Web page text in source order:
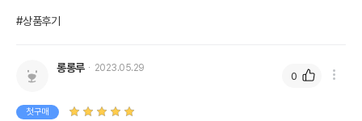
#상품후기
롱롱루 2023.05.29
첫구매
0